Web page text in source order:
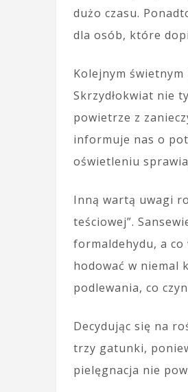
dużo czasu.
dla osób, które
Kolejnym świetnym
Skrzydłokwiat nie
powietrze z
informuje nas o
oświetleniu
Inną wartą uwagi
teściowej”.
formaldehydu, a
hodować w niemal
podlewania, co
Decydując się na
trzy gatunki,
pielęgnacja nie